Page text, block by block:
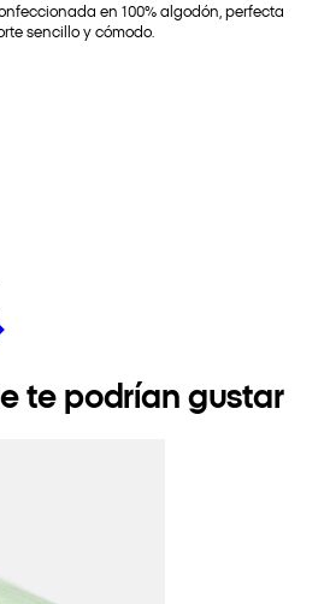
en 100% algodón, perfecta
sencillo y cómodo.
te podrían gustar